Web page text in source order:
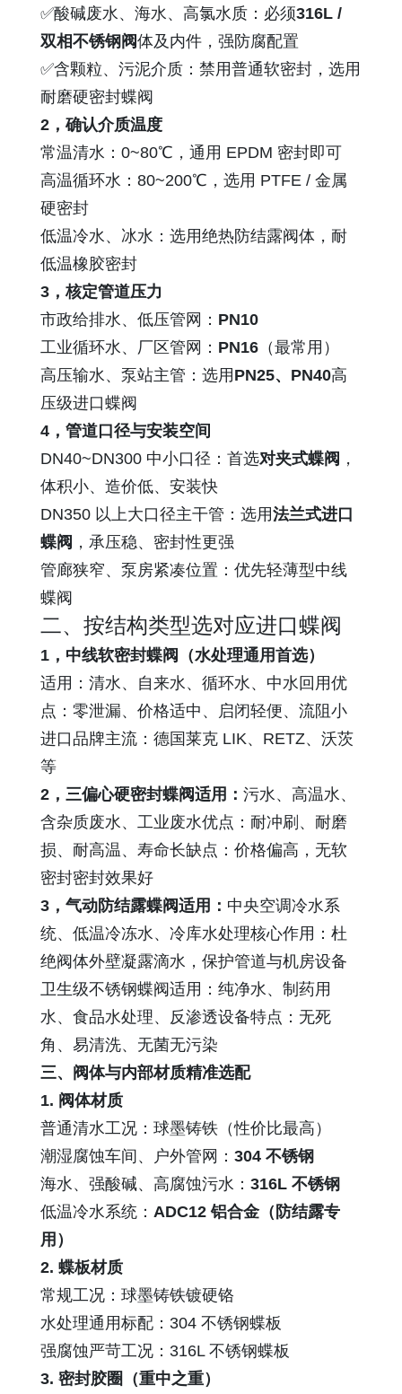
✅酸碱废水、海水、高氯水质：必须316L /
双相不锈钢阀体及内件，强防腐配置
✅含颗粒、污泥介质：禁用普通软密封，选用
耐磨硬密封蝶阀
2，确认介质温度
常温清水：0~80℃，通用 EPDM 密封即可
高温循环水：80~200℃，选用 PTFE / 金属
硬密封
低温冷水、冰水：选用绝热防结露阀体，耐
低温橡胶密封
3，核定管道压力
市政给排水、低压管网： PN10
工业循环水、厂区管网： PN16 （最常用）
高压输水、泵站主管：选用 PN25、PN40高
压级进口蝶阀
4，管道口径与安装空间
DN40~DN300 中小口径：首选对夹式蝶阀 ，
体积小、造价低、安装快
DN350 以上大口径主干管：选用法兰式进口
蝶阀 ，承压稳、密封性更强
管廊狭窄、泵房紧凑位置：优先轻薄型中线
蝶阀
二、按结构类型选对应进口蝶阀
1，中线软密封蝶阀（水处理通用首选）
适用：清水、自来水、循环水、中水回用优
点：零泄漏、价格适中、启闭轻便、流阻小
进口品牌主流：德国莱克 LIK、RETZ、沃茨
等
2，三偏心硬密封蝶阀适用： 污水、高温水、
含杂质废水、工业废水优点：耐冲刷、耐磨
损、耐高温、寿命长缺点：价格偏高，无软
密封密封效果好
3， 气动防结露蝶阀适用： 中央空调冷水系
统、低温冷冻水、冷库水处理核心作用：杜
绝阀体外壁凝露滴水，保护管道与机房设备
卫生级不锈钢蝶阀适用：纯净水、制药用
水、食品水处理、反渗透设备特点：无死
角、易清洗、无菌无污染
三、阀体与内部材质精准选配
1. 阀体材质
普通清水工况：球墨铸铁（性价比最高）
潮湿腐蚀车间、户外管网： 304 不锈钢
海水、强酸碱、高腐蚀污水： 316L 不锈钢
低温冷水系统： ADC12 铝合金（防结露专
用）
2. 蝶板材质
常规工况：球墨铸铁镀硬铬
水处理通用标配：304 不锈钢蝶板
强腐蚀严苛工况：316L 不锈钢蝶板
3. 密封胶圈（重中之重）